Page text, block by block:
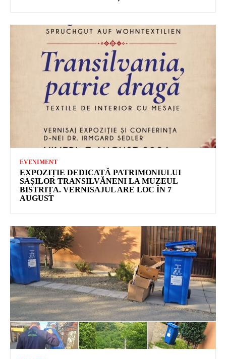
EVENIMENT
EXPOZIȚIE DEDICATĂ PATRIMONIULUI
SAȘILOR TRANSILVĂNENI LA MUZEUL
BISTRIȚA. VERNISAJUL ARE LOC ÎN 7
AUGUST